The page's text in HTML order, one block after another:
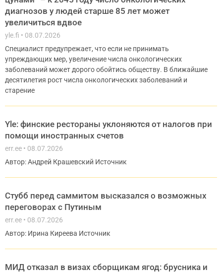
диагнозов у людей старше 85 лет может
увеличиться вдвое
yle.fi
08.07.2026
Специалист предупрежает, что если не принимать
упреждающих мер, увеличение числа онкологических
заболеваний может дорого обойтись обществу. В ближайшие
десятилетия рост числа онкологических заболеваний и
старение
Yle: финские рестораны уклоняются от налогов при
помощи иностранных счетов
err.ee
08.07.2026
Автор: Андрей Крашевский Источник
Стубб перед саммитом высказался о возможных
переговорах с Путиным
err.ee
08.07.2026
Автор: Ирина Киреева Источник
МИД отказал в визах сборщикам ягод: брусника и